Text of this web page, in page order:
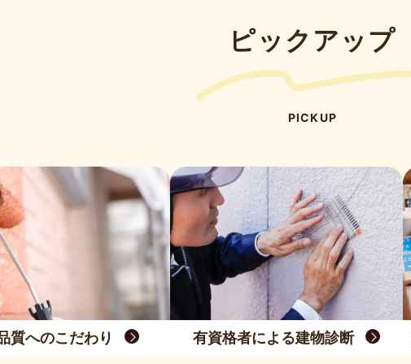
ピックアップ
PICKUP
質へのこだわり 有資格者による建物診断